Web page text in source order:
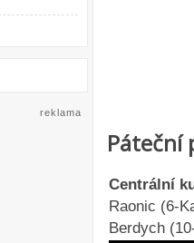
reklama
Páteční
Centrální
Raonic (6-
Berdych